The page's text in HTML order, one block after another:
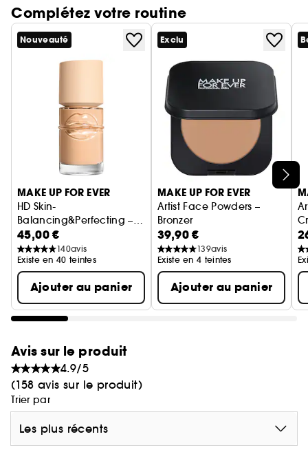
résultat très naturel. Ce pinceau professionnel de
première qualité et au design unique résulte
d'une conception sur-mesure.
Complétez votre routine
Ignorer le carrousel produits
Nouveauté
MAKE UP FOR EVER
HD Skin-
Balancing&Perfecting –
Fond de teint hydratant &
contrôle des brillances
45,00 €
140avis
Existe en 40 teintes
Ajouter au panier
Exclu
MAKE UP FOR EVER
Artist Face Powders –
Bronzer
39,90 €
139avis
Existe en 4 teintes
Ajouter au panier
Avis sur le produit
4.9/5
(158 avis sur le produit)
Trier par
Les plus récents